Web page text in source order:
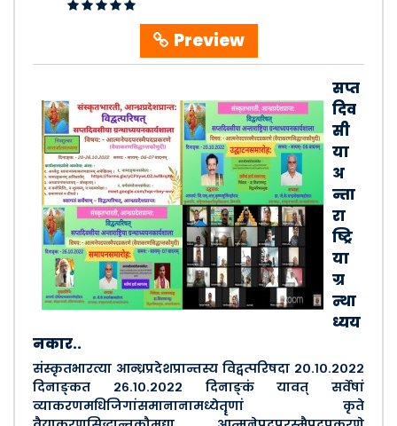
Preview
सप्त
दिव
सी
या
अ
न्ता
रा
ष्ट्रि
या
ग्र
न्था
ध्यय
नकार..
संस्कृतभारत्या आन्ध्रप्रदेशप्रान्तस्य विद्वत्परिषदा २०.१०.२०२२
दिनाङ्कत २६.१०.२०२२ दिनाङ्कं यावत् सर्वेषां
व्याकरणमधिजिगांसमानानामध्येतॄणां कृते